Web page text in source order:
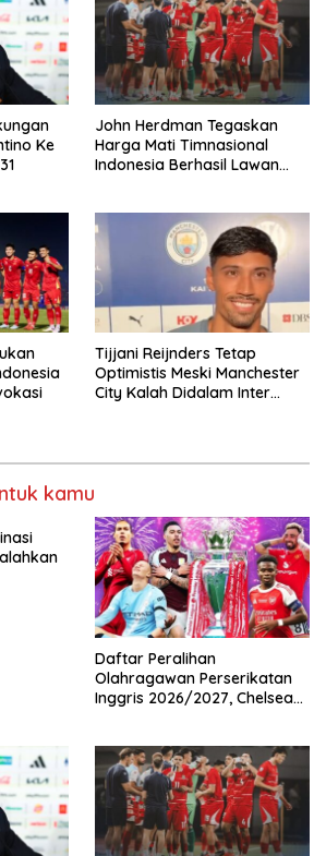
Ke
John Herdman Tegaskan
Harga Mati Timnasional
Indonesia Berhasil Lawan
Tijjani Reijnders Tetap
Optimistis Meski Manchester
City Kalah Didalam Inter
kamu
Daftar Peralihan
Olahragawan Perserikatan
Inggris 2026/2027, Chelsea